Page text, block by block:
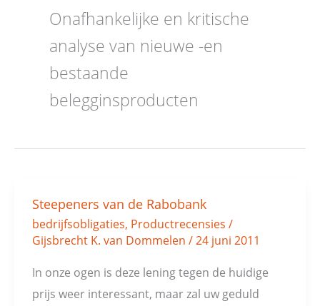
Onafhankelijke en kritische
analyse van nieuwe -en
bestaande
belegginsproducten
Steepeners van de Rabobank
bedrijfsobligaties, Productrecensies /
Gijsbrecht K. van Dommelen /24 juni 2011
In onze ogen is deze lening tegen de huidige
prijs weer interessant, maar zal uw geduld
Steepeners
van
de
Rabobank